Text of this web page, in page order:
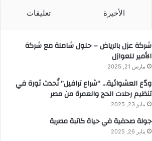
الأخيرة تعليقات
شركة عزل بالرياض – حلول شاملة مع شركة
الأمير للعوازل
مارس 21, 2025
ودّع العشوائية… “شراع ترافيل” تُحدث ثورة في
تنظيم رحلات الحج والعمرة من مصر
مايو 23, 2025
جولة صحفية في حياة كاتبة مصرية
يناير 26, 2025